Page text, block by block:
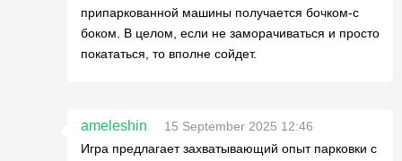
припаркованной машины получается бочком-с
боком. В целом, если не заморачиваться и просто
покататься, то вполне сойдет.
ameleshin
15 September 2025 12:46
Игра предлагает захватывающий опыт парковки с